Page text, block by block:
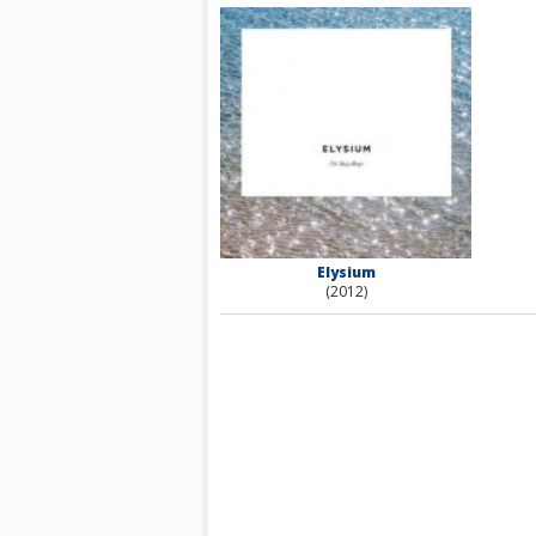
Elysium
(2012)